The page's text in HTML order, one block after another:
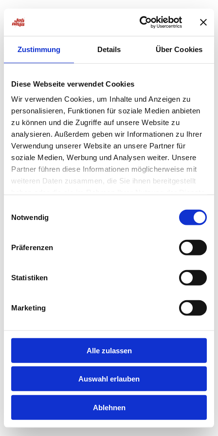
Zustimmung Details Über Cookies
Diese Webseite verwendet Cookies
Wir verwenden Cookies, um Inhalte und Anzeigen zu
personalisieren, Funktionen für soziale Medien anbieten
zu können und die Zugriffe auf unsere Website zu
analysieren. Außerdem geben wir Informationen zu Ihrer
Verwendung unserer Website an unsere Partner für
soziale Medien, Werbung und Analysen weiter. Unsere
Partner führen diese Informationen möglicherweise mit
weiteren Daten zusammen, die Sie ihnen bereitgestellt
Notwendig
Präferenzen
Statistiken
Marketing
Alle zulassen
Auswahl erlauben
Ablehnen
loadingjobninja.com
for more